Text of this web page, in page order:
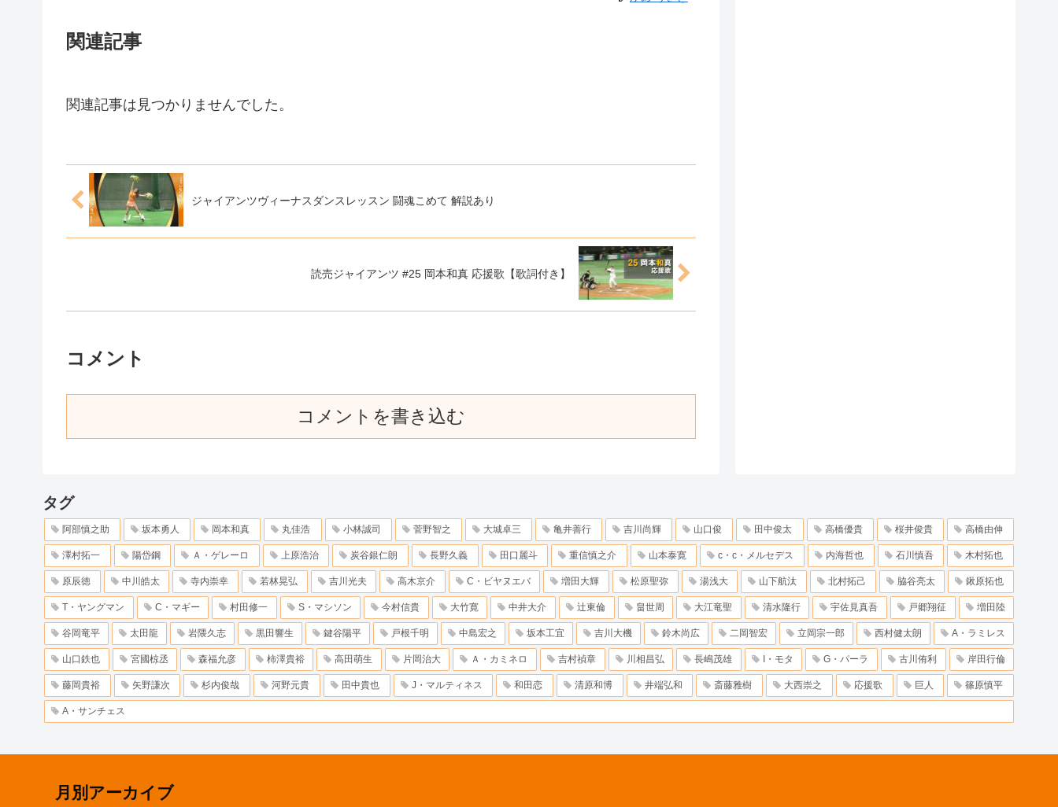
関連記事
関連記事は見つかりませんでした。
ジャイアンツヴィーナスダンスレッスン 闘魂こめて 解説あり
読売ジャイアンツ #25 岡本和真 応援歌【歌詞付き】
コメント
コメントを書き込む
タグ
阿部慎之助 坂本勇人 岡本和真 丸佳浩 小林誠司 菅野智之 大城卓三 亀井善行 吉川尚輝 山口俊 田中俊太 高橋優貴 桜井俊貴 高橋由伸
澤村拓一 陽岱鋼 Ａ・ゲレーロ 上原浩治 炭谷銀仁朗 長野久義 田口麗斗 重信慎之介 山本泰寛 c・c・メルセデス 内海哲也 石川慎吾 木村拓也
原辰徳 中川皓太 寺内崇幸 若林晃弘 吉川光夫 高木京介 C・ビヤヌエバ 増田大輝 松原聖弥 湯浅大 山下航汰 北村拓己 脇谷亮太 鍬原拓也
T・ヤングマン C・マギー 村田修一 S・マシソン 今村信貴 大竹寛 中井大介 辻東倫 畠世周 大江竜聖 清水隆行 宇佐見真吾 戸郷翔征 増田陸
谷岡竜平 太田龍 岩隈久志 黒田響生 鍵谷陽平 戸根千明 中島宏之 坂本工宜 吉川大機 鈴木尚広 二岡智宏 立岡宗一郎 西村健太朗 A・ラミレス
山口鉄也 宮國椋丞 森福允彦 柿澤貴裕 高田萌生 片岡治大 Ａ・カミネロ 吉村禎章 川相昌弘 長嶋茂雄 I・モタ G・パーラ 古川侑利 岸田行倫
藤岡貴裕 矢野謙次 杉内俊哉 河野元貴 田中貴也 J・マルティネス 和田恋 清原和博 井端弘和 斎藤雅樹 大西崇之 応援歌 巨人 篠原慎平
A・サンチェス
月別アーカイブ